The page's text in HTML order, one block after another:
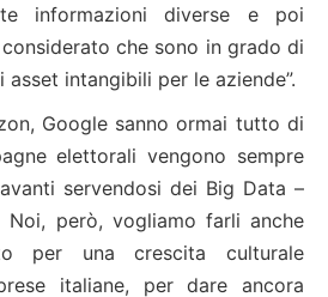
informazioni diverse e poi
che sono in grado di
asset intangibili per le aziende”.
Google sanno ormai tutto di
elettorali vengono sempre
servendosi dei Big Data –
Noi, però, vogliamo farli anche
per una crescita culturale
italiane, per dare ancora